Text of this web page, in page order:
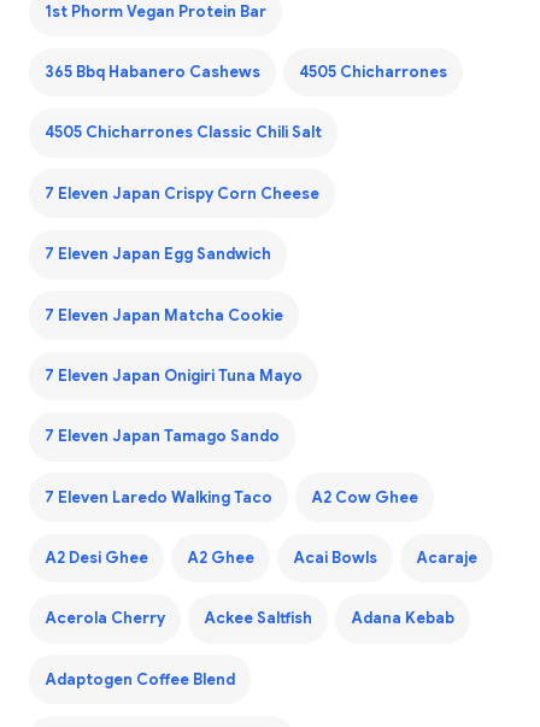
1st Phorm Vegan Protein Bar
365 Bbq Habanero Cashews 4505 Chicharrones
4505 Chicharrones Classic Chili Salt
7 Eleven Japan Crispy Corn Cheese
7 Eleven Japan Egg Sandwich
7 Eleven Japan Matcha Cookie
7 Eleven Japan Onigiri Tuna Mayo
7 Eleven Japan Tamago Sando
7 Eleven Laredo Walking Taco A2 Cow Ghee
A2 Desi Ghee A2 Ghee Acai Bowls Acaraje
Acerola Cherry Ackee Saltfish Adana Kebab
Adaptogen Coffee Blend